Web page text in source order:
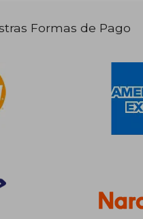
Formas de Pago